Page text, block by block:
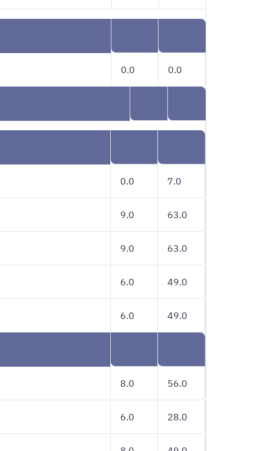
0.0 0.0
0.0 7.0
9.0 63.0
9.0 63.0
6.0 49.0
6.0 49.0
8.0 56.0
6.0 28.0